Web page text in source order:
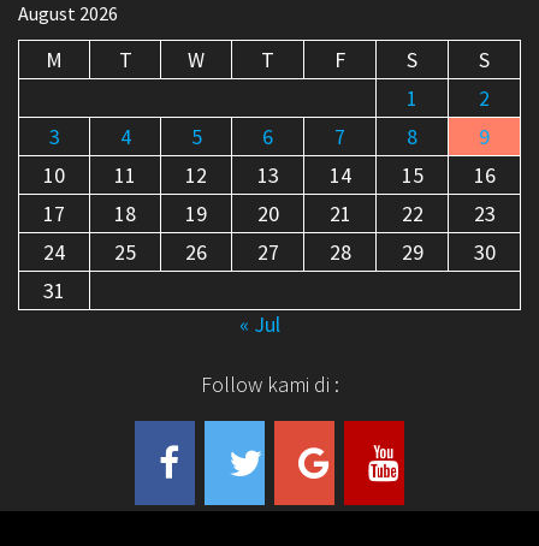
August 2026
M T W T F S
S
1
2
3
4 5 6 7 8
9
10
11 12 13 14 15
16
17
18 19 20 21 22
23
24
25 26 27 28 29
30
31
« Jul
Follow kami di :